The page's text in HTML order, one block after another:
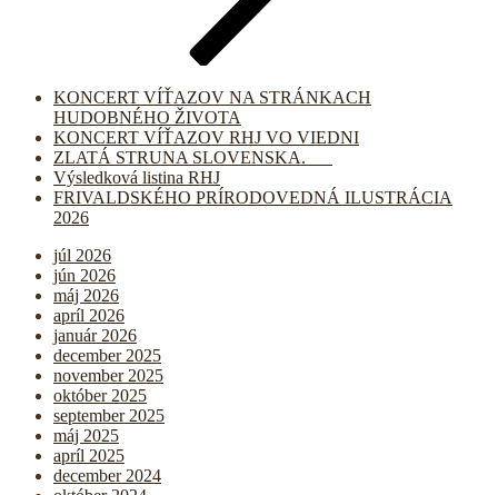
KONCERT VÍŤAZOV NA STRÁNKACH
HUDOBNÉHO ŽIVOTA
KONCERT VÍŤAZOV RHJ VO VIEDNI
ZLATÁ STRUNA SLOVENSKA.
Výsledková listina RHJ
FRIVALDSKÉHO PRÍRODOVEDNÁ ILUSTRÁCIA
2026
júl 2026
jún 2026
máj 2026
apríl 2026
január 2026
december 2025
november 2025
október 2025
september 2025
máj 2025
apríl 2025
december 2024